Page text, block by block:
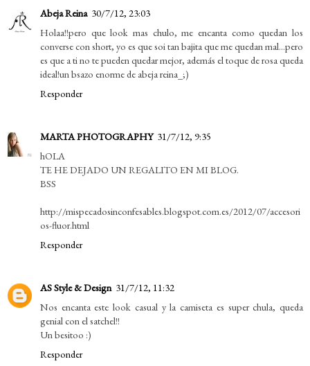
Abeja Reina 30/7/12, 23:03
Holaa!!pero que look mas chulo, me encanta como quedan los
converse con short, yo es que soi tan bajita que me quedan mal...pero
es que a ti no te pueden quedar mejor, además el toque de rosa queda
ideal!un bsazo enorme de abeja reina_;)
Responder
MARTA PHOTOGRAPHY 31/7/12, 9:35
hOLA
TE HE DEJADO UN REGALITO EN MI BLOG.
BSS
http://mispecadosinconfesables.blogspot.com.es/2012/07/accesori
os-fluor.html
Responder
AS Style & Design 31/7/12, 11:32
Nos encanta este look casual y la camiseta es super chula, queda
genial con el satchel!!
Un besitoo :)
Responder